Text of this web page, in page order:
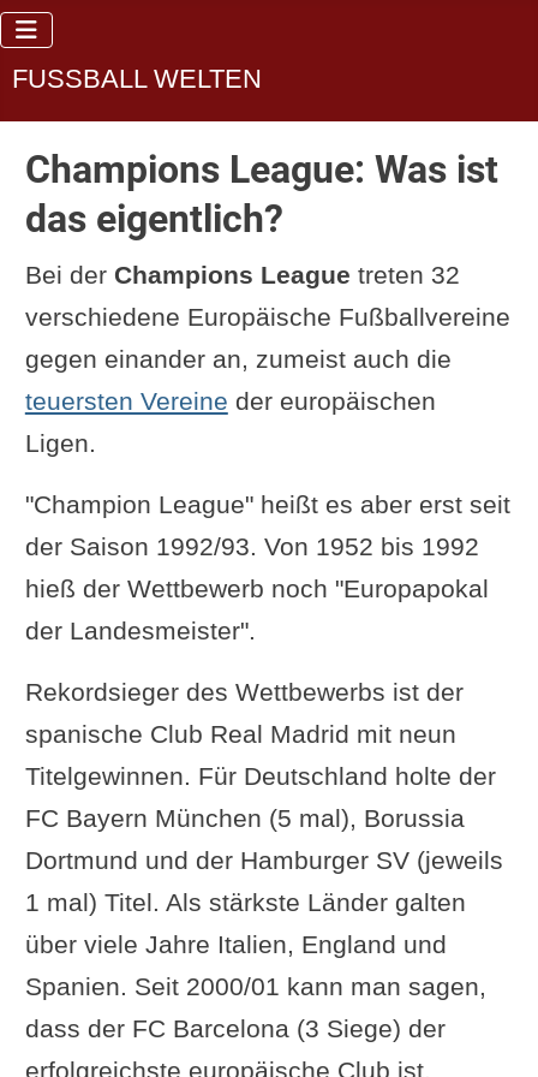
FUSSBALL WELTEN
Champions League: Was ist
das eigentlich?
Bei der Champions League treten 32
verschiedene Europäische Fußballvereine
gegen einander an, zumeist auch die
teuersten Vereine der europäischen
Ligen.
"Champion League" heißt es aber erst seit
der Saison 1992/93. Von 1952 bis 1992
hieß der Wettbewerb noch "Europapokal
der Landesmeister".
Rekordsieger des Wettbewerbs ist der
spanische Club Real Madrid mit neun
Titelgewinnen. Für Deutschland holte der
FC Bayern München (5 mal), Borussia
Dortmund und der Hamburger SV (jeweils
1 mal) Titel. Als stärkste Länder galten
über viele Jahre Italien, England und
Spanien. Seit 2000/01 kann man sagen,
dass der FC Barcelona (3 Siege) der
erfolgreichste europäische Club ist.